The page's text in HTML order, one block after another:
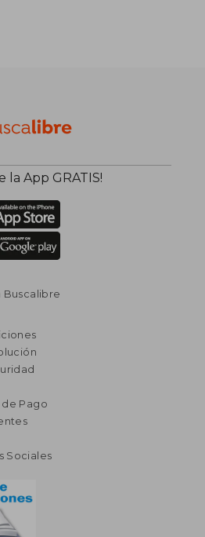
la App GRATIS!
Buscalibre
de Pago
Sociales